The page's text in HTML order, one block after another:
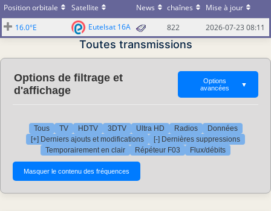
Position orbitale Satellite News chaînes
Mise à jour
16.0°E
Eutelsat 16A 822 2026-07-23 08:11
Toutes transmissions
Options de filtrage et
d'affichage
Options
avancées
▼
Tous TV HDTV 3DTV Ultra HD Radios
Données
[+] Derniers ajouts et modifications
[-] Dernières suppressions
Temporairement en clair
Répéteur F03 Flux/débits